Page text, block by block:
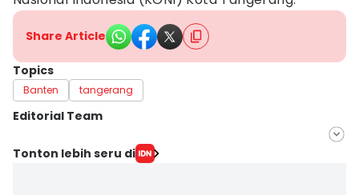
Share Article
Topics
Banten tangerang
Editorial Team
Editor
Tonton lebih seru di